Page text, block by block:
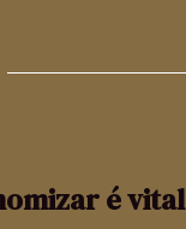
é vital